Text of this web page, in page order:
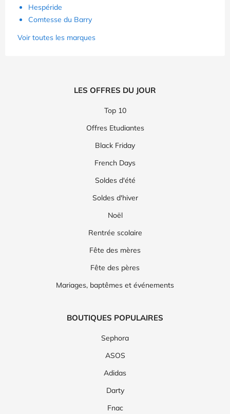
Hespéride
Comtesse du Barry
Voir toutes les marques
LES OFFRES DU JOUR
Top 10
Offres Etudiantes
Black Friday
French Days
Soldes d'été
Soldes d'hiver
Noël
Rentrée scolaire
Fête des mères
Fête des pères
Mariages, baptêmes et événements
BOUTIQUES POPULAIRES
Sephora
ASOS
Adidas
Darty
Fnac